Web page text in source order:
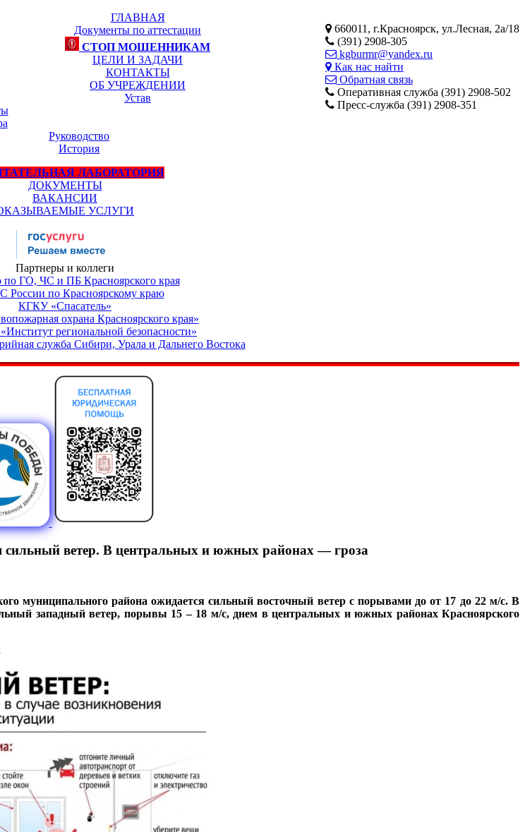
660011, г.Красноярск, ул.Лесная, 2а/18
(391) 2908-305
kgburmr@yandex.ru
Как нас найти
Обратная связь
Оперативная служба (391) 2908-502
Пресс-служба (391) 2908-351
ГЛАВНАЯ
Документы по аттестации
СТОП МОШЕННИКАМ
ЦЕЛИ И ЗАДАЧИ
КОНТАКТЫ
ОБ УЧРЕЖДЕНИИ
Устав
Руководство
История
ЛАБОРАТОРИЯ
ДОКУМЕНТЫ
ВАКАНСИИ
УСЛУГИ
Партнеры и коллеги
по ГО, ЧС и ПБ Красноярского края
России по Красноярскому краю
КГКУ «Спасатель»
охрана Красноярского края»
региональной безопасности»
служба Сибири, Урала и Дальнего Востока
сильный ветер. В центральных и южных районах — гроза
муниципального района ожидается сильный восточный ветер с порывами до от 17 до 22 м/с. В
западный ветер, порывы 15 – 18 м/с, днем в центральных и южных районах Красноярского